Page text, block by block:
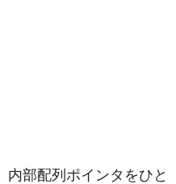
内部配列ポインタをひと